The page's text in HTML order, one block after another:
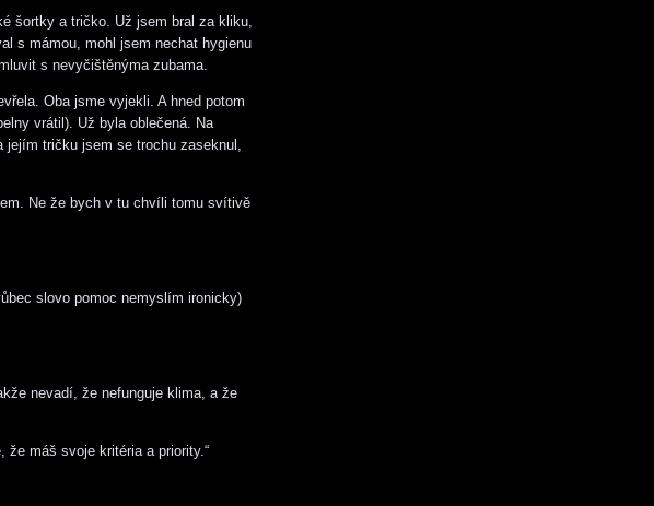
šortky a tričko. Už jsem bral za kliku,
s mámou, mohl jsem nechat hygienu
s nevyčištěnýma zubama.
Oba jsme vyjekli. A hned potom
vrátil). Už byla oblečená. Na
jejím tričku jsem se trochu zaseknul,
Ne že bych v tu chvíli tomu svítivě
slovo pomoc nemyslím ironicky)
nevadí, že nefunguje klima, a že
že máš svoje kritéria a priority.“